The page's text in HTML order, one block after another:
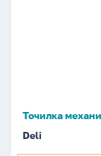
Точилка
Deli